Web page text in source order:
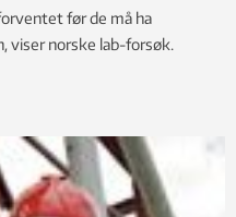
før de må ha
viser norske lab-forsøk.